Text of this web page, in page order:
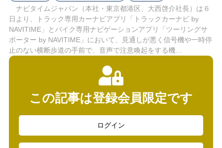
ン
ナビタイムジャパン（本社・東京都港区、大西啓介社長）は６
日より、トラック専用カーナビアプリ「トラックカーナビ by
NAVITIME」とバイク専用ナビゲーションアプリ「ツーリングサ
ポーター by NAVITIME」において、見通しが悪く信号機や一時停
止のない横断歩道の手前で、音声で注意喚起をする機…
この記事は登録会員限定です
ログイン